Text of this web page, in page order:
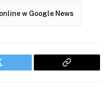
w Google News
Copy